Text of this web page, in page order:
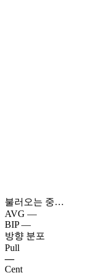
불러오는 중…
AVG —
BIP —
방향 분포
Pull
—
Cent